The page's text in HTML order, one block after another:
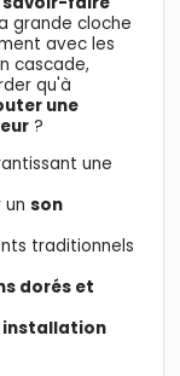
grande cloche
avec les
cascade,
qu'à
une
?
une
son
traditionnels
dorés et
installation